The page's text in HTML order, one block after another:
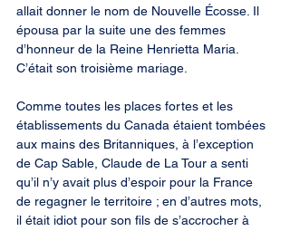
allait donner le nom de Nouvelle Écosse. Il
épousa par la suite une des femmes
d’honneur de la Reine Henrietta Maria.
C’était son troisième mariage.
Comme toutes les places fortes et les
établissements du Canada étaient tombées
aux mains des Britanniques, à l’exception
de Cap Sable, Claude de La Tour a senti
qu’il n’y avait plus d’espoir pour la France
de regagner le territoire ; en d’autres mots,
il était idiot pour son fils de s’accrocher à